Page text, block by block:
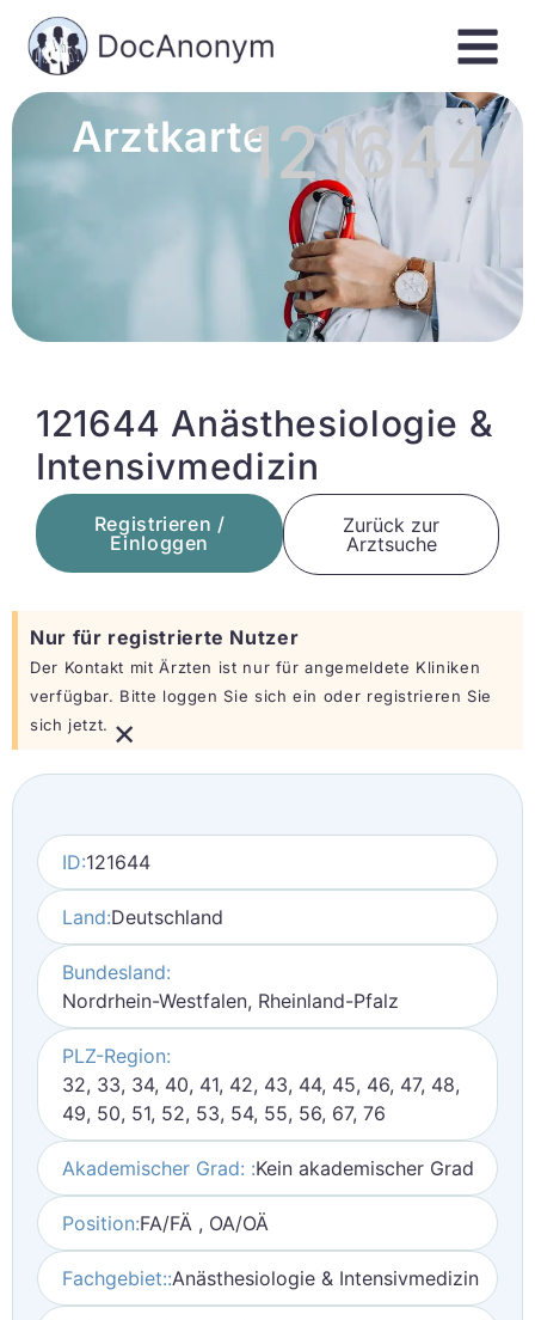
Arztkarte121644
121644 Anästhesiologie &
Intensivmedizin
Registrieren /
Einloggen
Zurück zur
Arztsuche
Nur für registrierte Nutzer
Der Kontakt mit Ärzten ist nur für angemeldete Kliniken
verfügbar. Bitte loggen Sie sich ein oder registrieren Sie
sich jetzt. ×
ID:121644
Land:Deutschland
Bundesland:
Nordrhein-Westfalen, Rheinland-Pfalz
PLZ-Region:
32, 33, 34, 40, 41, 42, 43, 44, 45, 46, 47, 48,
49, 50, 51, 52, 53, 54, 55, 56, 67, 76
Akademischer Grad: :Kein akademischer Grad
Position:FA/FÄ , OA/OÄ
Fachgebiet::Anästhesiologie & Intensivmedizin